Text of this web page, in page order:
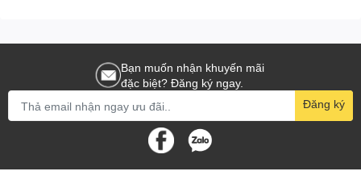
Quà tặng hấp dẫn:Mỗi bộ sản phẩm tặng kèm 4 loại nhãn
dán thiết kế dễ thương để dán lên thân bàn chải và miếng
dán trong để ghi tên của bé. Giúp bé thêm phần yêu thích
việc đánh răng hàng ngày.
Lý do nên chọn Bàn Chải Đánh Răng Công Chúa
Bạn muốn nhận khuyến mãi
đặc biệt? Đăng ký ngay.
Đăng ký